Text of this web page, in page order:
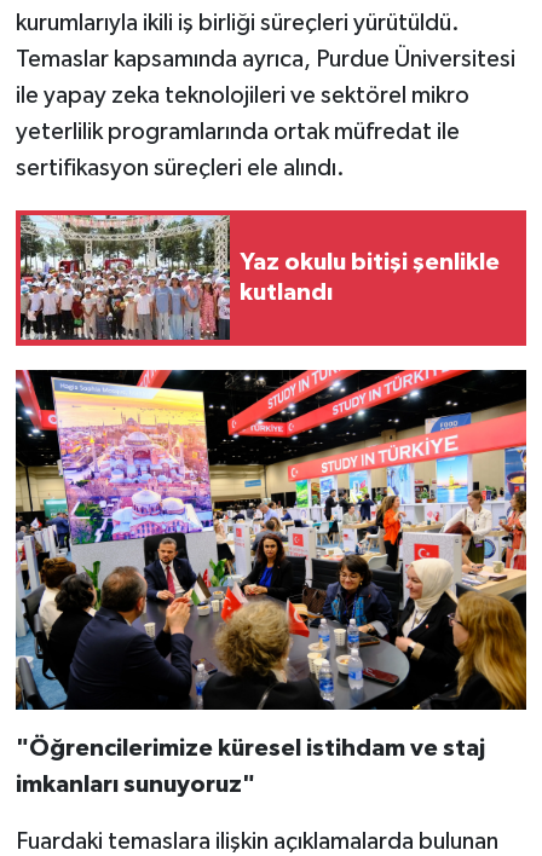
kurumlarıyla ikili iş birliği süreçleri yürütüldü.
Temaslar kapsamında ayrıca, Purdue Üniversitesi
ile yapay zeka teknolojileri ve sektörel mikro
yeterlilik programlarında ortak müfredat ile
sertifikasyon süreçleri ele alındı.
Yaz okulu bitişi şenlikle
kutlandı
"Öğrencilerimize küresel istihdam ve staj
imkanları sunuyoruz"
Fuardaki temaslara ilişkin açıklamalarda bulunan